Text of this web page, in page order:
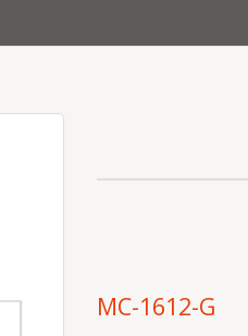
MC-1612-G